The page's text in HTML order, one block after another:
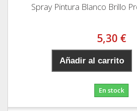
Spray Pintura Blanco Brillo
5,30 €
Añadir al carrito
En stock